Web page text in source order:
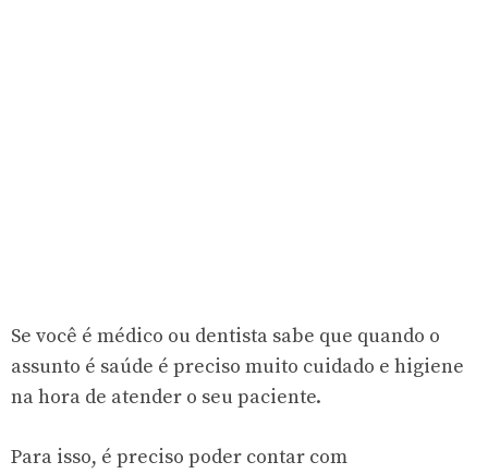
Se você é médico ou dentista sabe que quando o
assunto é saúde é preciso muito cuidado e higiene
na hora de atender o seu paciente.
Para isso, é preciso poder contar com